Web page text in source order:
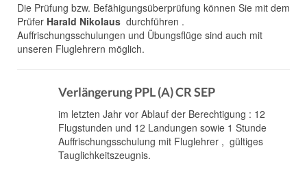
Die Prüfung bzw. Befähigungsüberprüfung können Sie mit dem
Prüfer Harald Nikolaus durchführen .
Auffrischungsschulungen und Übungsflüge sind auch mit
unseren Fluglehrern möglich.
Verlängerung PPL (A) CR SEP
im letzten Jahr vor Ablauf der Berechtigung : 12
Flugstunden und 12 Landungen sowie 1 Stunde
Auffrischungsschulung mit Fluglehrer , gültiges
Tauglichkeitszeugnis.